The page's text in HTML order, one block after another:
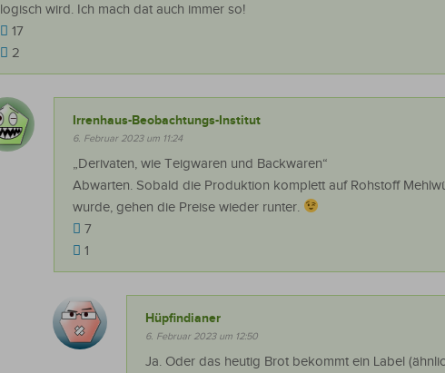
logisch wird. Ich mach dat auch immer so!
17
2
Irrenhaus-Beobachtungs-Institut
6. Februar 2023 um 11:24
„Derivaten, wie Teigwaren und Backwaren“
Abwarten. Sobald die Produktion komplett auf Rohstoff
wurde, gehen die Preise wieder runter.
7
1
Hüpfindianer
6. Februar 2023 um 12:50
Ja. Oder das heutig Brot bekommt ein Label